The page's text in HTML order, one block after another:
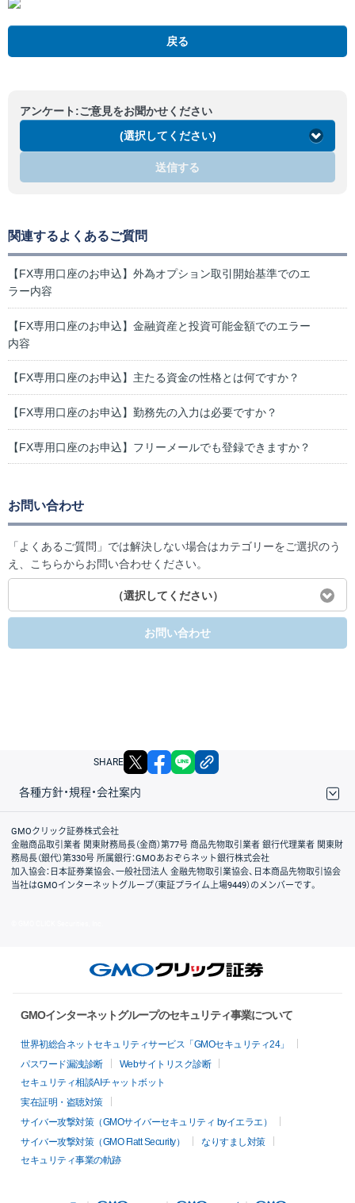
戻る
アンケート:ご意見をお聞かせください
(選択してください)
送信する
関連するよくあるご質問
【FX専用口座のお申込】外為オプション取引開始基準でのエ
ラー内容
【FX専用口座のお申込】金融資産と投資可能金額でのエラー
内容
【FX専用口座のお申込】主たる資金の性格とは何ですか？
【FX専用口座のお申込】勤務先の入力は必要ですか？
【FX専用口座のお申込】フリーメールでも登録できますか？
お問い合わせ
「よくあるご質問」では解決しない場合はカテゴリーをご選択のう
え、こちらからお問い合わせください。
（選択してください）
お問い合わせ
SHARE X facebook
各種方針・規程・会社案内
取引規程・約款
サイトマップ
その他のご案内
個人情報保護方針
最良執行方針
サイトのご利用について
ディスクレイマー
信託保全
リスク説明
会社案内
GMOクリック証券株式会社
金融商品取引業者 関東財務局長（金商）第77号 商品先物取引業者 銀行代理業者 関東財
務局長（銀代）第330号 所属銀行：GMOあおぞらネット銀行株式会社
加入協会：日本証券業協会、一般社団法人 金融先物取引業協会、日本商品先物取引協会
当社はGMOインターネットグループ（東証プライム上場9449）のメンバーです。
GMOインターネットグループのセキュリティ事業について
世界初総合ネットセキュリティサービス「GMOセキュリティ24」
パスワード漏洩診断
Webサイトリスク診断
セキュリティ相談AIチャットボット
実在証明・盗聴対策
サイバー攻撃対策（GMOサイバーセキュリティ byイエラエ）
サイバー攻撃対策（GMO Flatt Security）
なりすまし対策
セキュリティ事業の軌跡